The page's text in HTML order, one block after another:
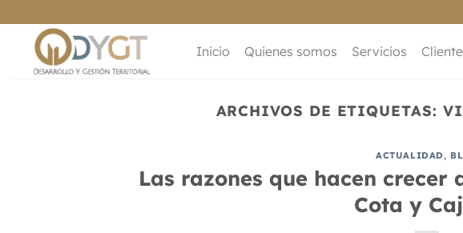
al
contenido
Inicio Quienes somos Servicios
ARCHIVOS DE ETIQUETAS:
ACTUALIDAD,
Las razones que hacen crecer
Cota y